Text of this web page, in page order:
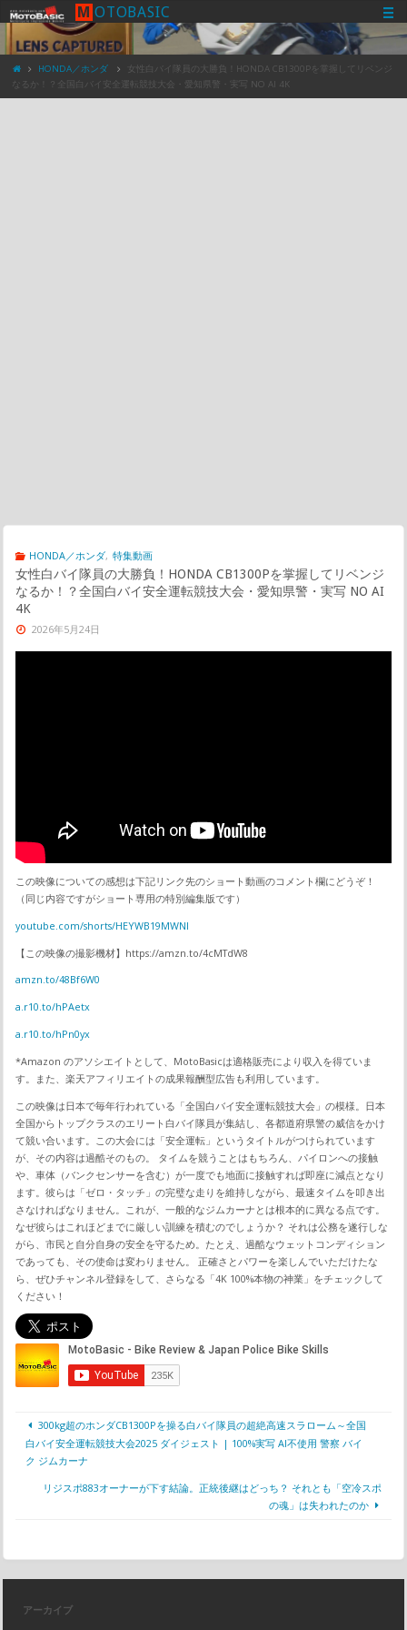
M OTOBASIC
HONDA／ホンダ
女性白バイ隊員の大勝負！HONDA CB1300Pを掌握してリベンジ
なるか！？全国白バイ安全運転競技大会・愛知県警・実写 NO AI 4K
HONDA／ホンダ, 特集動画
女性白バイ隊員の大勝負！HONDA CB1300Pを掌握してリベンジ
なるか！？全国白バイ安全運転競技大会・愛知県警・実写 NO AI
4K
2026年5月24日
この映像についての感想は下記リンク先のショート動画のコメント欄にどうぞ！
（同じ内容ですがショート専用の特別編集版です）
youtube.com/shorts/HEYWB19MWNI
【この映像の撮影機材】https://amzn.to/4cMTdW8
amzn.to/48Bf6W0
a.r10.to/hPAetx
a.r10.to/hPn0yx
*Amazon のアソシエイトとして、MotoBasicは適格販売により収入を得ていま
す。また、楽天アフィリエイトの成果報酬型広告も利用しています。
この映像は日本で毎年行われている「全国白バイ安全運転競技大会」の模様。日本
全国からトップクラスのエリート白バイ隊員が集結し、各都道府県警の威信をかけ
て競い合います。この大会には「安全運転」というタイトルがつけられています
が、その内容は過酷そのもの。 タイムを競うことはもちろん、パイロンへの接触
や、車体（バンクセンサーを含む）が一度でも地面に接触すれば即座に減点となり
ます。彼らは「ゼロ・タッチ」の完璧な走りを維持しながら、最速タイムを叩き出
さなければなりません。これが、一般的なジムカーナとは根本的に異なる点です。
なぜ彼らはこれほどまでに厳しい訓練を積むのでしょうか？ それは公務を遂行しな
がら、市民と自分自身の安全を守るため。たとえ、過酷なウェットコンディション
であっても、その使命は変わりません。 正確さとパワーを楽しんでいただけたな
ら、ぜひチャンネル登録をして、さらなる「4K 100%本物の神業」をチェックして
ください！
300kg超のホンダCB1300Pを操る白バイ隊員の超絶高速スラローム～全国
白バイ安全運転競技大会2025 ダイジェスト | 100%実写 AI不使用 警察 バイ
ク ジムカーナ
リジスポ883オーナーが下す結論。正統後継はどっち？ それとも「空冷スポ
の魂」は失われたのか
アーカイブ